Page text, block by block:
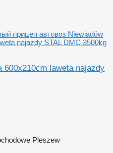
прицеп автовоз Niewiadów
najazdy STAL DMC 3500kg
600x210cm laweta najazdy
Pleszew